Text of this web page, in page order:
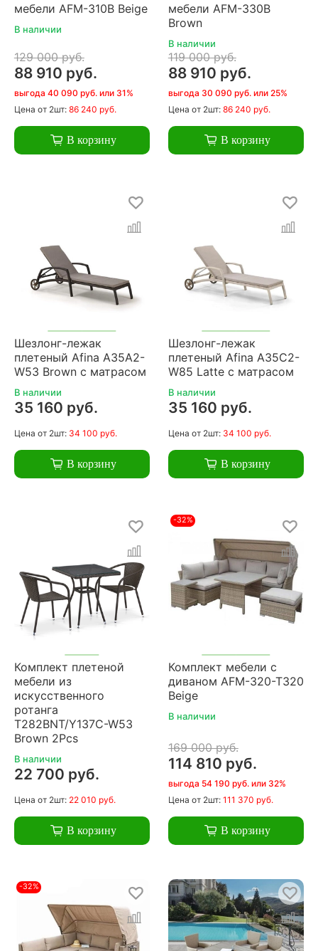
мебели AFM-310B Beige
В наличии
129 000 руб.
88 910 руб.
выгода 40 090 руб. или 31%
Цена от 2шт: 86 240 руб.
В корзину
мебели AFM-330B
Brown
В наличии
119 000 руб.
88 910 руб.
выгода 30 090 руб. или 25%
Цена от 2шт: 86 240 руб.
В корзину
Шезлонг-лежак
плетеный Afina A35A2-
W53 Brown с матрасом
В наличии
35 160 руб.
Цена от 2шт: 34 100 руб.
В корзину
Шезлонг-лежак
плетеный Afina A35C2-
W85 Latte с матрасом
В наличии
35 160 руб.
Цена от 2шт: 34 100 руб.
В корзину
Комплект плетеной
мебели из
искусственного
ротанга
T282BNT/Y137C-W53
Brown 2Pcs
В наличии
22 700 руб.
Цена от 2шт: 22 010 руб.
В корзину
-32%
Комплект мебели с
диваном AFM-320-T320
Beige
В наличии
169 000 руб.
114 810 руб.
выгода 54 190 руб. или 32%
Цена от 2шт: 111 370 руб.
В корзину
-32%